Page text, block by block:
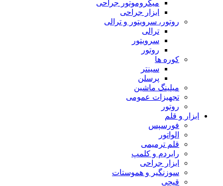
میکروموتور جراحی
ابزار جراحی
روتور، سرویتور و ترالی
ترالی
سرویتور
روتور
کوره ها
سینتر
پرسلن
میلینگ ماشین
تجهیزات عمومی
روتور
ابزار و قلم
فورسپس
الواتور
قلم ترمیمی
رابردم و کلمپ
ابزار جراحی
سوزنگیر و هموستات
قیچی